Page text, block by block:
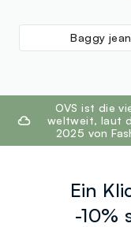
Baggy
footer.ariatitleOVS ist die
weltweit, laut
2025 von
Ein
-10%